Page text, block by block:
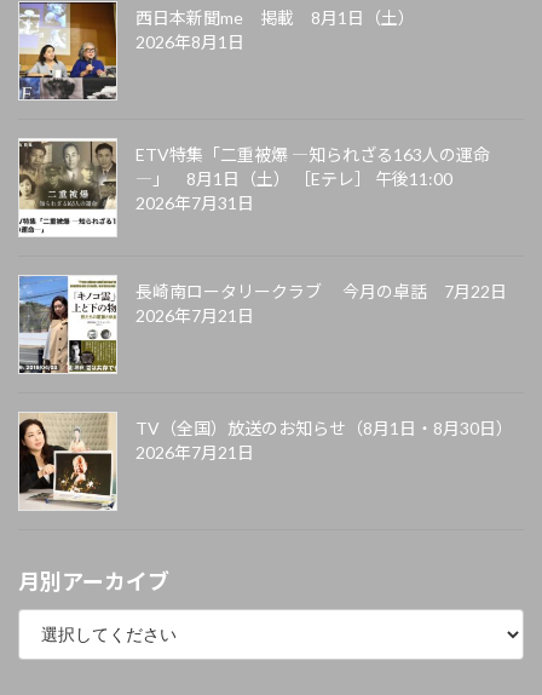
西日本新聞me 掲載 8月1日（土）
2026年8月1日
ETV特集「二重被爆 ―知られざる163人の運命
―」 8月1日（土） ［Eテレ］ 午後11:00
2026年7月31日
長崎南ロータリークラブ 今月の卓話 7月22日
2026年7月21日
TV（全国）放送のお知らせ（8月1日・8月30日）
2026年7月21日
月別アーカイブ